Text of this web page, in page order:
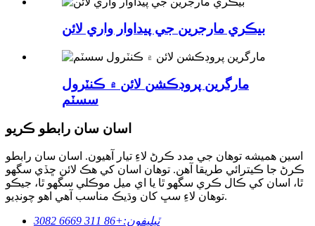
بيڪري مارجرين جي پيداوار واري لائن
مارگرين پروڊڪشن لائن ۾ ڪنٽرول
سسٽم
اسان سان رابطو ڪريو
اسين هميشه توهان جي مدد ڪرڻ لاءِ تيار آهيون. اسان سان رابطو
ڪرڻ جا ڪيترائي طريقا آهن. توهان اسان کي هڪ لائن ڇڏي سگهو
ٿا، اسان کي ڪال ڪري سگهو ٿا يا اي ميل موڪلي سگهو ٿا، جيڪو
توهان لاءِ سڀ کان وڌيڪ مناسب آهي اهو چونڊيو.
ٽيليفون:+86 311 6669 3082